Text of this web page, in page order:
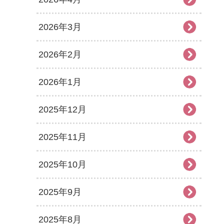
2026年3月
2026年2月
2026年1月
2025年12月
2025年11月
2025年10月
2025年9月
2025年8月